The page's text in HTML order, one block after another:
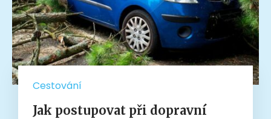
Cestování
Jak postupovat při dopravní